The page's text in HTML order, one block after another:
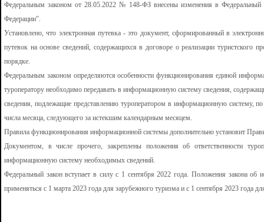
Федеральным законом от 28.05.2022 № 148-ФЗ внесены изменения в Федеральный
Федерации".
Установлено, что электронная путевка - это документ, сформированный в
путевок на основе сведений, содержащихся в договоре о реализации туристского
порядке.
Федеральным законом определяются особенности функционирования единой
туроператору необходимо передавать в информационную систему сведения,
сведения, подлежащие представлению туроператором в информационную систему,
числа месяца, следующего за истекшим календарным месяцем.
Правила функционирования информационной системы дополнительно установит
Документом, в числе прочего, закреплены положения об ответственности
информационную систему необходимых сведений.
Федеральный закон вступает в силу с 1 сентября 2022 года. Положения закона об
применяться с 1 марта 2023 года для зарубежного туризма и с 1 сентября 2023 года